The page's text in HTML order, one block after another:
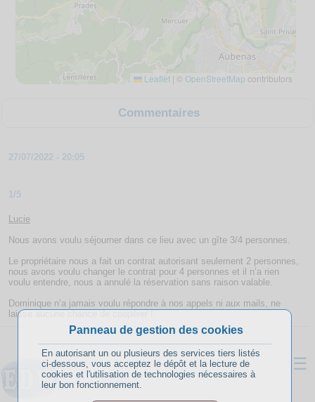
Leaflet | ©OpenStreetMap contributors
Commentaires
27/07/2022 - 20:05
1/5
Lucie
Nous avons voulu séjourner dans ce lieu avec un gîte 3/4 personnes.
Le propriétaire nous a fait un contrat autorisant seulement 2 personnes,
nous avons voulu changer le contrat pour 4 personnes et il n’a rien
voulu entendre, nous a annulé la réservation sans raison valable.
Dominique n’a jamais voulu répondre à nos appels ni aux mails, ne
laisse aucune chance de coopérer !
☰
Panneau de gestion des cookies
En autorisant un ou plusieurs des services tiers listés
ci-dessous, vous acceptez le dépôt et la lecture de
cookies et l'utilisation de technologies nécessaires à
leur bon fonctionnement.